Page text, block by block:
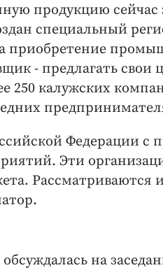
продукцию сейчас
специальный
приобретение
- предлагать
250 калужских
Федерации с
Эти
Рассматриваются
на